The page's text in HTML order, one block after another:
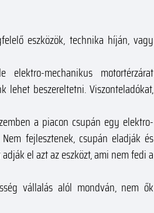
eszközök, technika híján, vagy
mechanikus motortérzárat
beszereltetni. Viszonteladókat,
a piacon csupán egy elektro-
fejlesztenek, csupán eladják és
el azt az eszközt, ami nem fedi a
vállalás alól mondván, nem ők